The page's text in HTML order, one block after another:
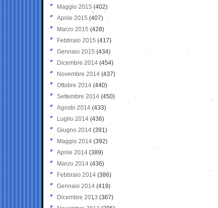
Maggio 2015 (402)
Aprile 2015 (407)
Marzo 2015 (428)
Febbraio 2015 (417)
Gennaio 2015 (434)
Dicembre 2014 (454)
Novembre 2014 (437)
Ottobre 2014 (440)
Settembre 2014 (450)
Agosto 2014 (433)
Luglio 2014 (436)
Giugno 2014 (391)
Maggio 2014 (392)
Aprile 2014 (389)
Marzo 2014 (436)
Febbraio 2014 (386)
Gennaio 2014 (419)
Dicembre 2013 (367)